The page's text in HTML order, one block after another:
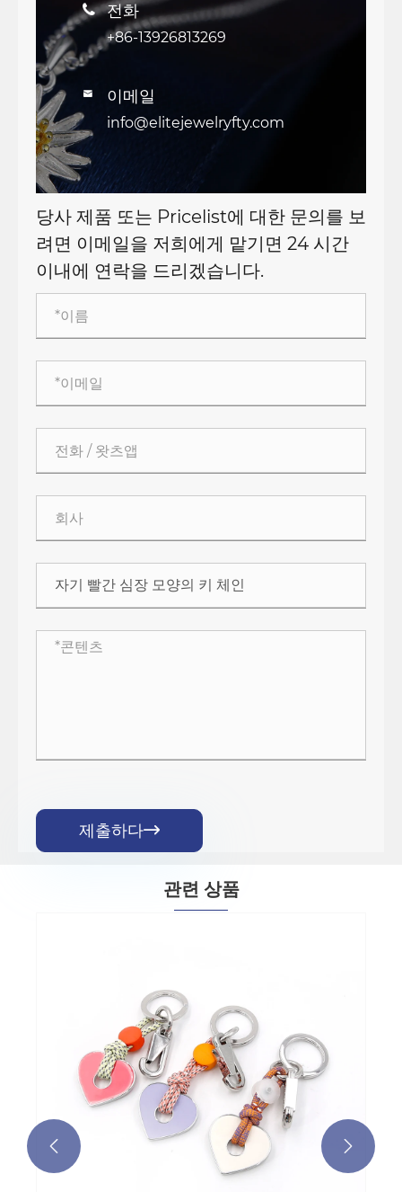
 전화
+86-13926813269
 이메일
info@elitejewelryfty.com
당사 제품 또는 Pricelist에 대한 문의를 보
려면 이메일을 저희에게 맡기면 24 시간
이내에 연락을 드리겠습니다.
제출하다
관련 상품
 